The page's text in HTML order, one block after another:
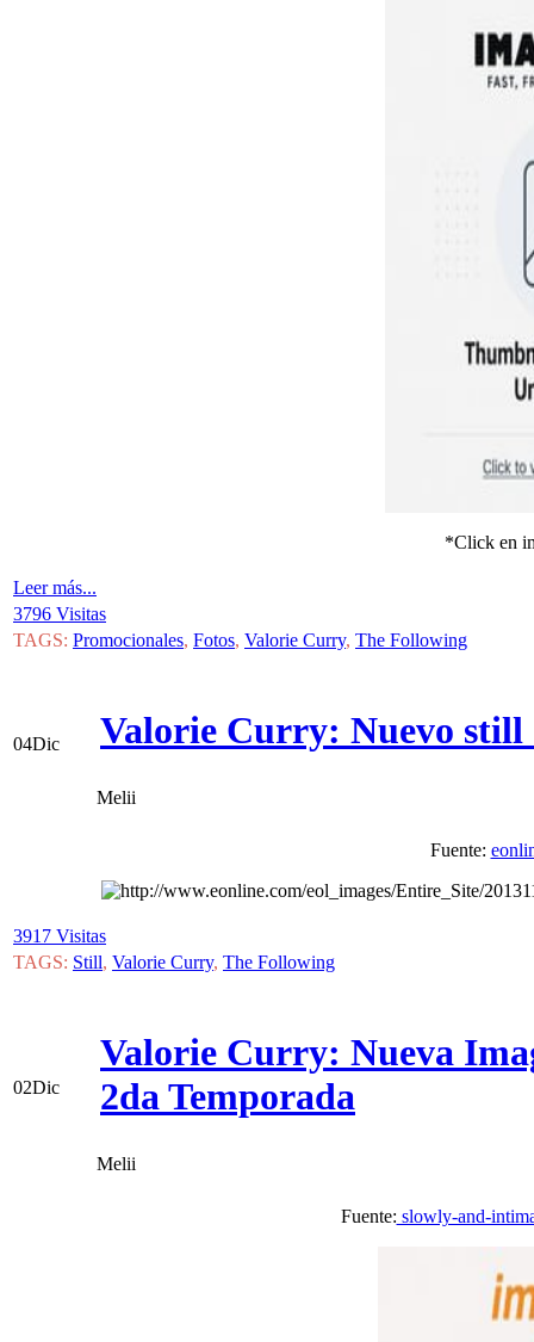
*Click en
Leer más...
3796 Visitas
TAGS: Promocionales, Fotos, Valorie Curry, The Following
04Dic Valorie Curry: Nuevo
Melii
Fuente:
3917 Visitas
TAGS: Still, Valorie Curry, The Following
02Dic
Valorie Curry: Nueva
2da Temporada
Melii
Fuente: slowly-and-